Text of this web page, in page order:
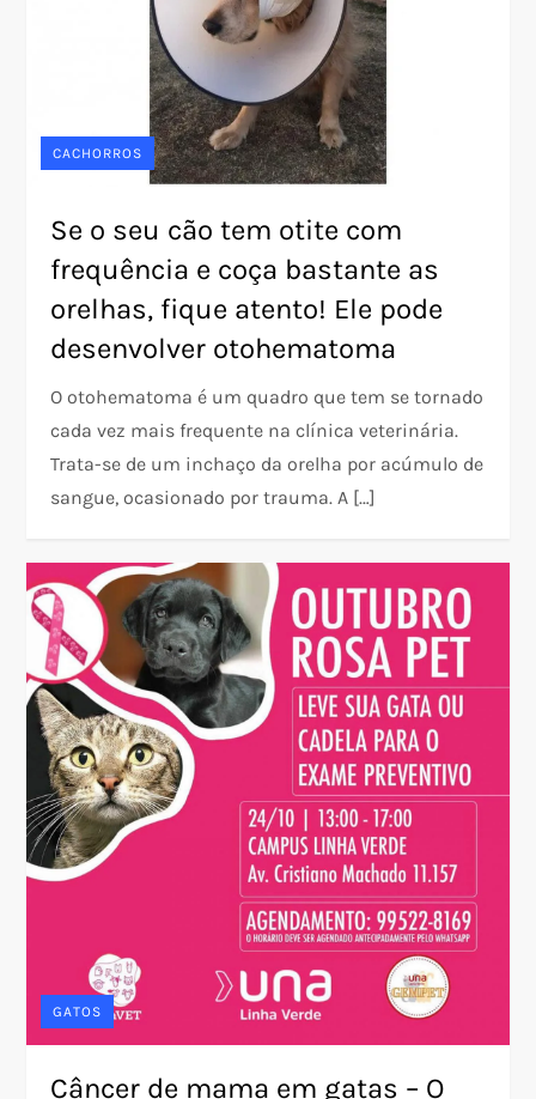
CACHORROS
Se o seu cão tem otite com
frequência e coça bastante as
orelhas, fique atento! Ele pode
desenvolver otohematoma
O otohematoma é um quadro que tem se tornado
cada vez mais frequente na clínica veterinária.
Trata-se de um inchaço da orelha por acúmulo de
sangue, ocasionado por trauma. A […]
GATOS
Câncer de mama em gatas – O